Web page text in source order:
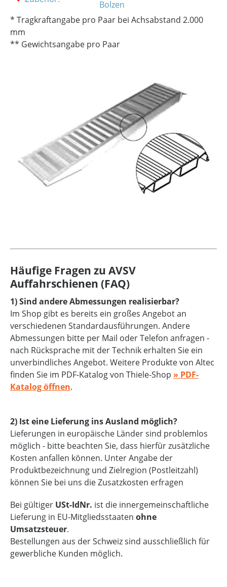
Bolzen
* Tragkraftangabe pro Paar bei Achsabstand 2.000
mm
** Gewichtsangabe pro Paar
Häufige Fragen zu AVSV
Auffahrschienen (FAQ)
1) Sind andere Abmessungen realisierbar?
Im Shop gibt es bereits ein großes Angebot an
verschiedenen Standardausführungen. Andere
Abmessungen bitte per Mail oder Telefon anfragen -
nach Rücksprache mit der Technik erhalten Sie ein
unverbindliches Angebot. Weitere Produkte von Altec
finden Sie im PDF-Katalog von Thiele-Shop » PDF-
Katalog öffnen.
2) Ist eine Lieferung ins Ausland möglich?
Lieferungen in europäische Länder sind problemlos
möglich - bitte beachten Sie, dass hierfür zusätzliche
Kosten anfallen können. Unter Angabe der
Produktbezeichnung und Zielregion (Postleitzahl)
können Sie bei uns die Zusatzkosten erfragen
Bei gültiger USt-IdNr. ist die innergemeinschaftliche
Lieferung in EU-Mitgliedsstaaten ohne
Umsatzsteuer.
Bestellungen aus der Schweiz sind ausschließlich für
gewerbliche Kunden möglich.